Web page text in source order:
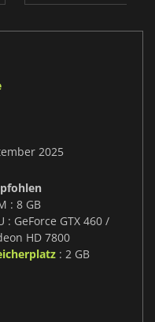
2025
: 8 GB
: GeForce GTX 460 /
HD 7800
: 2 GB